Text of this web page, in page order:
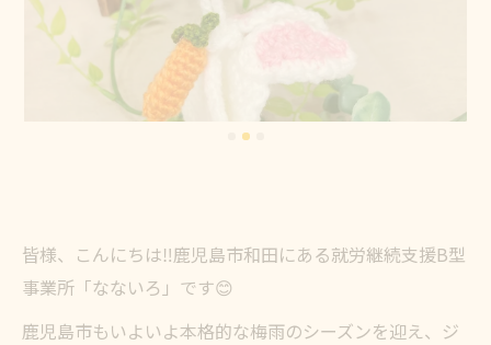
皆様、こんにちは‼️鹿児島市和田にある就労継続支援B型
事業所「なないろ」です😊
鹿児島市もいよいよ本格的な梅雨のシーズンを迎え、ジ